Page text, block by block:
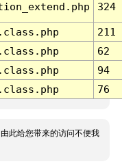
324
211
62
94
76
此给您带来的访问不便我